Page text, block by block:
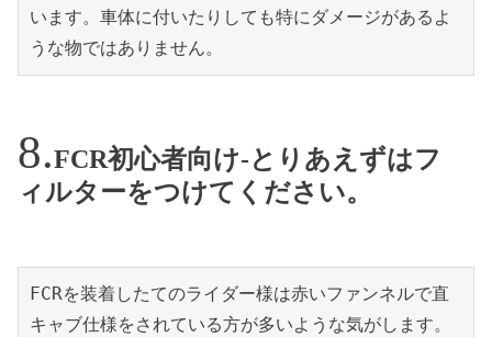
います。車体に付いたりしても特にダメージがあるよ
うな物ではありません。
FCR初心者向け-とりあえずはフ
ィルターをつけてください。
FCRを装着したてのライダー様は赤いファンネルで直
キャブ仕様をされている方が多いような気がします。